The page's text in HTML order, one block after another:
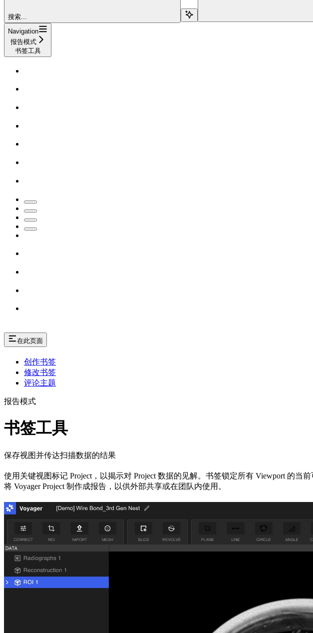
搜索...
Navigation
报告模式
书签工具
在此页面
创作书签
修改书签
评论主题
报告模式
书签工具
保存视图并传达扫描数据的结果
使用关键视图标记 Project，以揭示对 Project 数据的见解。书签锁定所有 Viewport 的
将 Voyager Project 制作成报告，以供外部共享或在团队内使用。